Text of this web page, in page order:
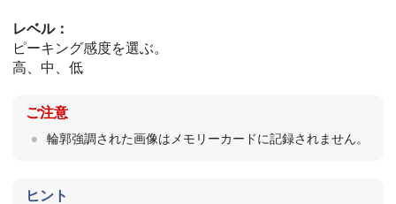
レベル：
ピーキング感度を選ぶ。
高、中、低
ご注意
輪郭強調された画像はメモリーカードに記録されません。
ヒント